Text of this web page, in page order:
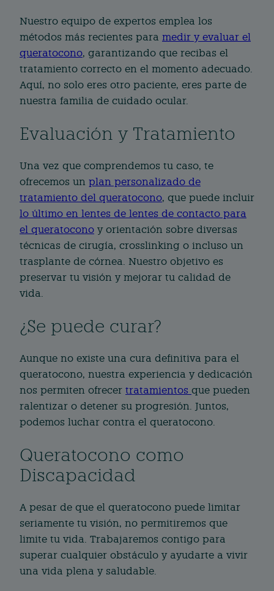
Nuestro equipo de expertos emplea los
métodos más recientes para medir y evaluar el
queratocono, garantizando que recibas el
tratamiento correcto en el momento adecuado.
Aquí, no solo eres otro paciente, eres parte de
nuestra familia de cuidado ocular.
Evaluación y Tratamiento
Una vez que comprendemos tu caso, te
ofrecemos un plan personalizado de
tratamiento del queratocono, que puede incluir
lo último en lentes de lentes de contacto para
el queratocono y orientación sobre diversas
técnicas de cirugía, crosslinking o incluso un
trasplante de córnea. Nuestro objetivo es
preservar tu visión y mejorar tu calidad de
vida.
¿Se puede curar?
Aunque no existe una cura definitiva para el
queratocono, nuestra experiencia y dedicación
nos permiten ofrecer tratamientos que pueden
ralentizar o detener su progresión. Juntos,
podemos luchar contra el queratocono.
Queratocono como
Discapacidad
A pesar de que el queratocono puede limitar
seriamente tu visión, no permitiremos que
limite tu vida. Trabajaremos contigo para
superar cualquier obstáculo y ayudarte a vivir
una vida plena y saludable.